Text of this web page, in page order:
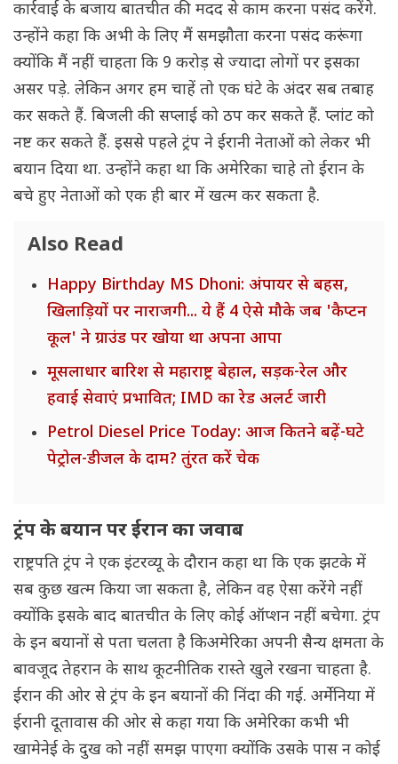
कार्रवाई के बजाय बातचीत की मदद से काम करना पसंद करेंगे.
उन्होंने कहा कि अभी के लिए मैं समझौता करना पसंद करूंगा
क्योंकि मैं नहीं चाहता कि 9 करोड़ से ज्यादा लोगों पर इसका
असर पड़े. लेकिन अगर हम चाहें तो एक घंटे के अंदर सब तबाह
कर सकते हैं. बिजली की सप्लाई को ठप कर सकते हैं. प्लांट को
नष्ट कर सकते हैं. इससे पहले ट्रंप ने ईरानी नेताओं को लेकर भी
बयान दिया था. उन्होंने कहा था कि अमेरिका चाहे तो ईरान के
बचे हुए नेताओं को एक ही बार में खत्म कर सकता है.
Also Read
Happy Birthday MS Dhoni: अंपायर से बहस,
खिलाड़ियों पर नाराजगी... ये हैं 4 ऐसे मौके जब 'कैप्टन
कूल' ने ग्राउंड पर खोया था अपना आपा
मूसलाधार बारिश से महाराष्ट्र बेहाल, सड़क-रेल और
हवाई सेवाएं प्रभावित; IMD का रेड अलर्ट जारी
Petrol Diesel Price Today: आज कितने बढ़ें-घटे
पेट्रोल-डीजल के दाम? तुंरत करें चेक
ट्रंप के बयान पर ईरान का जवाब
राष्ट्रपति ट्रंप ने एक इंटरव्यू के दौरान कहा था कि एक झटके में
सब कुछ खत्म किया जा सकता है, लेकिन वह ऐसा करेंगे नहीं
क्योंकि इसके बाद बातचीत के लिए कोई ऑप्शन नहीं बचेगा. ट्रंप
के इन बयानों से पता चलता है किअमेरिका अपनी सैन्य क्षमता के
बावजूद तेहरान के साथ कूटनीतिक रास्ते खुले रखना चाहता है.
ईरान की ओर से ट्रंप के इन बयानों की निंदा की गई. अर्मेनिया में
ईरानी दूतावास की ओर से कहा गया कि अमेरिका कभी भी
खामेनेई के दुख को नहीं समझ पाएगा क्योंकि उसके पास न कोई